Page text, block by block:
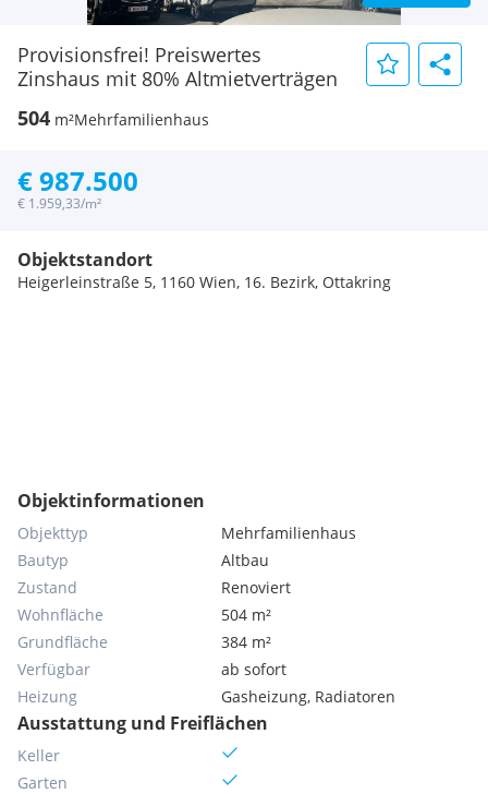
Provisionsfrei! Preiswertes
Zinshaus mit 80% Altmietverträgen
504 m²Mehrfamilienhaus
€ 987.500
€ 1.959,33/m²
Objektstandort
Heigerleinstraße 5, 1160 Wien, 16. Bezirk, Ottakring
Objektinformationen
Objekttyp
Mehrfamilienhaus
Bautyp
Altbau
Zustand
Renoviert
Wohnfläche
504 m²
Grundfläche
384 m²
Verfügbar
ab sofort
Heizung
Gasheizung, Radiatoren
Ausstattung und Freiflächen
Keller
Garten